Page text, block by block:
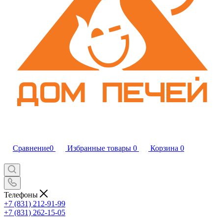
Сравнение0 Избранные товары 0 Корзина 0
Телефоны
+7 (831) 212-91-99
+7 (831) 262-15-05